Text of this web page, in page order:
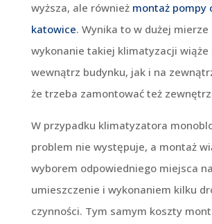
wyższa, ale również montaż pompy
katowice. Wynika to w dużej mierze
wykonanie takiej klimatyzacji wiąże
wewnątrz budynku, jak i na
że trzeba zamontować też
W przypadku klimatyzatora
problem nie występuje, a montaż
wyborem odpowiedniego miejsca
umieszczenie i wykonaniem kilku
czynności. Tym samym koszty